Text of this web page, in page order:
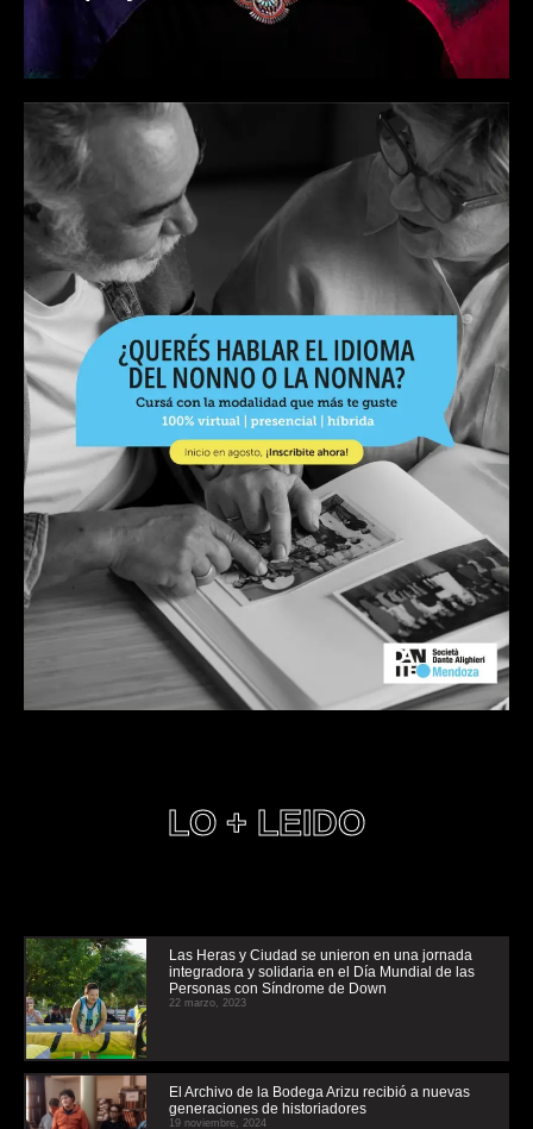
LO + LEIDO
Las Heras y Ciudad se unieron en una jornada
integradora y solidaria en el Día Mundial de las
Personas con Síndrome de Down
22 marzo, 2023
El Archivo de la Bodega Arizu recibió a nuevas
generaciones de historiadores
19 noviembre, 2024